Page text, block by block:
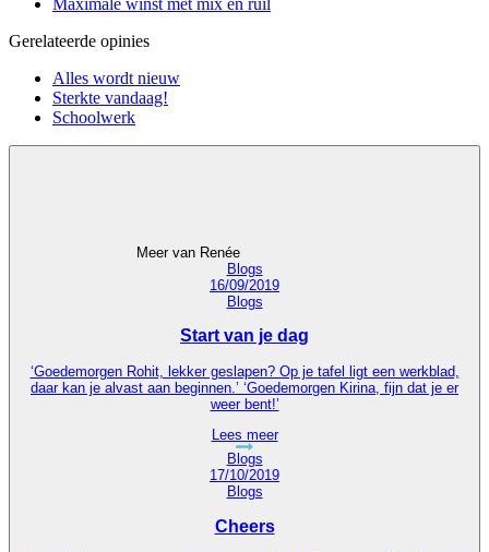
Gerelateerde opinies
Alles wordt nieuw
Sterkte vandaag!
Schoolwerk
Meer van Renée
16/09/2019
Blogs
Start van je dag
‘Goedemorgen Rohit, lekker geslapen? Op je tafel ligt een werkblad,
daar kan je alvast aan beginnen.’ ‘Goedemorgen Kirina, fijn dat je er
weer bent!’
Lees meer
17/10/2019
Blogs
Cheers